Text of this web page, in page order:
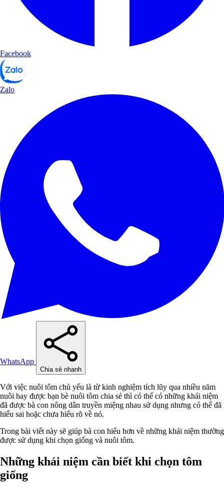
Facebook
Zalo
WhatsApp
Chia sẻ nhanh
Với việc nuôi tôm chủ yếu là từ kinh nghiệm tích lũy qua nhiều năm
nuôi hay được bạn bè nuôi tôm chia sẻ thì có thể có những khái niệm
đã được bà con nông dân truyền miệng nhau sử dụng nhưng có thể đã
hiểu sai hoặc chưa hiểu rõ về nó.
Trong bài viết này sẽ giúp bà con hiểu hơn về những khái niệm thường
được sử dụng khi chọn giống và nuôi tôm.
Những khái niệm cần biết khi chọn tôm
giống